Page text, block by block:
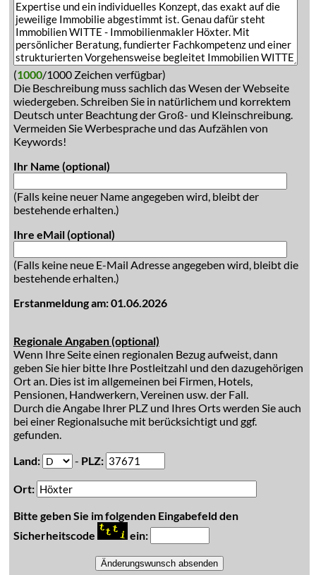
(1000/1000 Zeichen verfügbar)
Die Beschreibung muss sachlich das Wesen der Webseite
wiedergeben. Schreiben Sie in natürlichem und korrektem
Deutsch unter Beachtung der Groß- und Kleinschreibung.
Vermeiden Sie Werbesprache und das Aufzählen von
Keywords!
Ihr Name (optional)
(Falls keine neuer Name angegeben wird, bleibt der
bestehende erhalten.)
Ihre eMail (optional)
(Falls keine neue E-Mail Adresse angegeben wird, bleibt die
bestehende erhalten.)
Erstanmeldung am: 01.06.2026
Regionale Angaben (optional)
Wenn Ihre Seite einen regionalen Bezug aufweist, dann
geben Sie hier bitte Ihre Postleitzahl und den dazugehörigen
Ort an. Dies ist im allgemeinen bei Firmen, Hotels,
Pensionen, Handwerkern, Vereinen usw. der Fall.
Durch die Angabe Ihrer PLZ und Ihres Orts werden Sie auch
bei einer Regionalsuche mit berücksichtigt und ggf.
gefunden.
Land:
- PLZ:
Ort:
Bitte geben Sie im folgenden Eingabefeld den
Sicherheitscode
ein: